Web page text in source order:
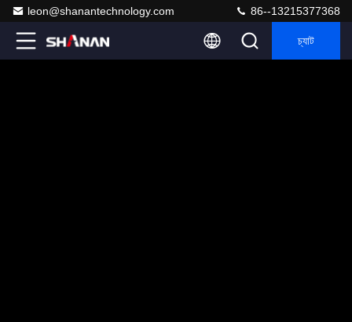
leon@shanantechnology.com 86--13215377368
চ্যাট